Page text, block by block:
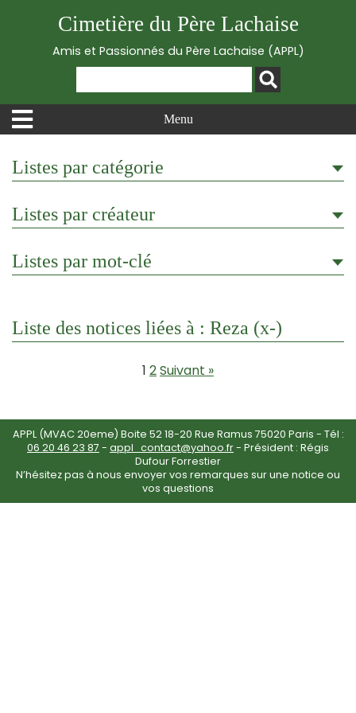
Cimetière du Père Lachaise
Amis et Passionnés du Père Lachaise (APPL)
Menu
Listes par catégorie
Listes par créateur
Listes par mot-clé
Liste des notices liées à : Reza (x-)
1 2Suivant »
APPL (MVAC 20eme) Boite 52 18-20 Rue Ramus 75020 Paris - Tél :
06 20 46 23 87 - appl_contact@yahoo.fr- Président : Régis
Dufour Forrestier
N’hésitez pas à nous envoyer vos remarques sur une notice ou
vos questions